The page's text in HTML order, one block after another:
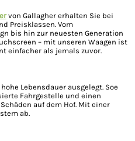
von Gallagher erhalten Sie bei
Preisklassen. Vom
bis hin zur neuesten Generation
– mit unseren Waagen ist
einfacher als jemals zuvor.
Lebensdauer ausgelegt. Soe
Fahrgestelle und einen
auf dem Hof. Mit einer
ab.